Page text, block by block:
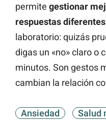
permite gestionar
respuestas diferentes
laboratorio: quizás
digas un «no» claro o
minutos. Son gestos
cambian la relación
Ansiedad Salud